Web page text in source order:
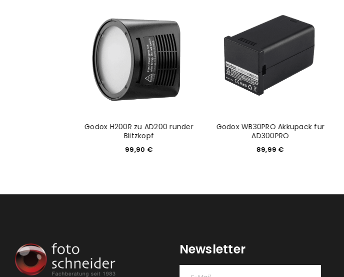
Godox H200R zu AD200 runder
Blitzkopf
99,90 €
Godox WB30PRO Akkupack für
AD300PRO
89,99€
Newsletter